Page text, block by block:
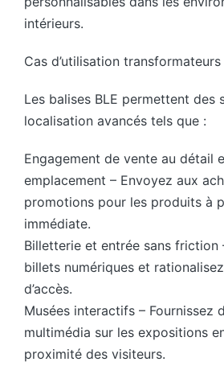
intérieurs.
Cas d’utilisation
Les balises BLE permettent des
localisation avancés tels que :
Engagement de vente au détail
emplacement – Envoyez aux
promotions pour les produits à
immédiate.
Billetterie et entrée sans friction
billets numériques et
d’accès.
Musées interactifs – Fournissez
multimédia sur les expositions
proximité des visiteurs.